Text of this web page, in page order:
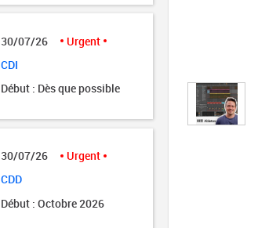
30/07/26
Urgent
CDI
Début : Dès que possible
30/07/26
Urgent
CDD
Début : Octobre 2026